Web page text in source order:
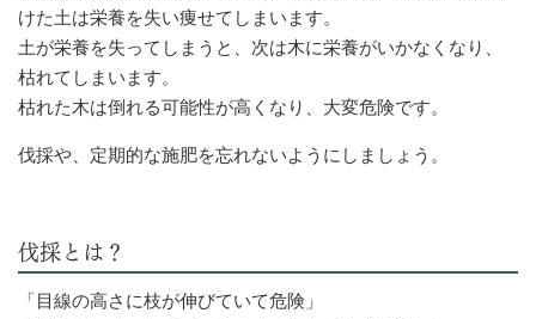
けた土は栄養を失い痩せてしまいます。
土が栄養を失ってしまうと、次は木に栄養がいかなくなり、
枯れてしまいます。
枯れた木は倒れる可能性が高くなり、大変危険です。
伐採や、定期的な施肥を忘れないようにしましょう。
伐採とは？
「目線の高さに枝が伸びていて危険」